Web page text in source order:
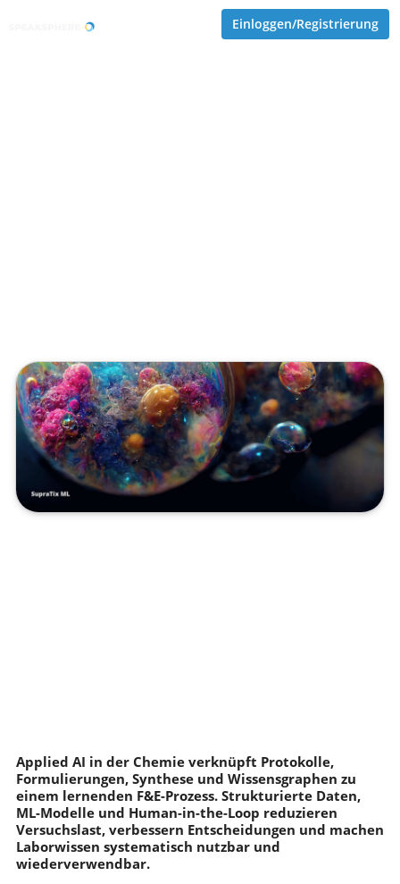
Einloggen/Registrierung
Applied AI in der Chemie verknüpft Protokolle,
Formulierungen, Synthese und Wissensgraphen zu
einem lernenden F&E-Prozess. Strukturierte Daten,
ML-Modelle und Human-in-the-Loop reduzieren
Versuchslast, verbessern Entscheidungen und machen
Laborwissen systematisch nutzbar und
wiederverwendbar.